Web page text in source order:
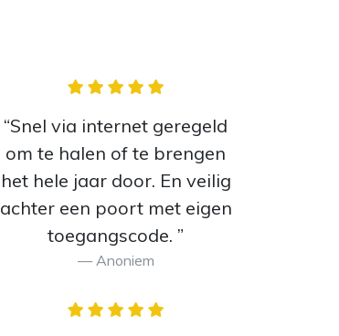
“Snel via internet geregeld
om te halen of te brengen
het hele jaar door. En veilig
achter een poort met eigen
toegangscode. ”
Anoniem